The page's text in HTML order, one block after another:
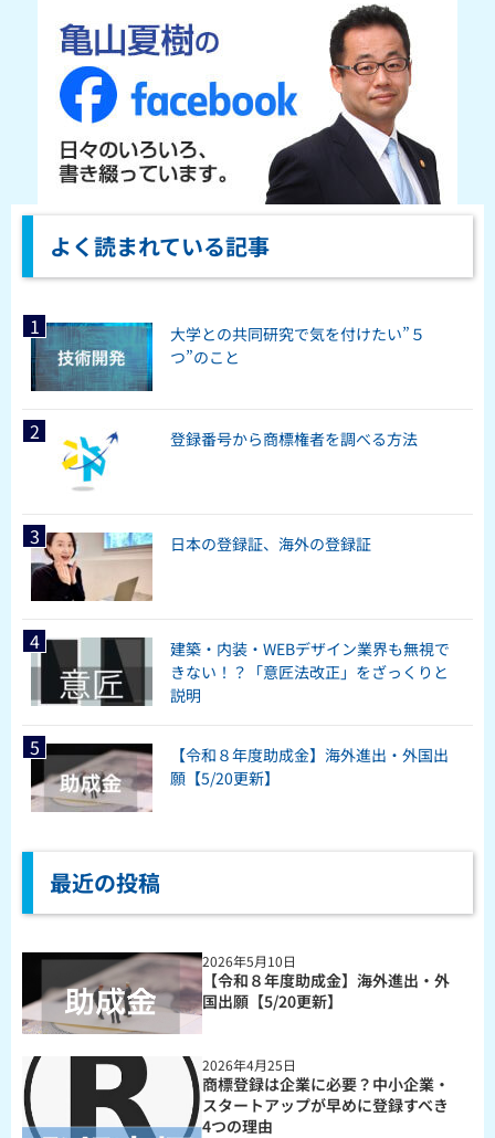
よく読まれている記事
大学との共同研究で気を付けたい”５
つ”のこと
登録番号から商標権者を調べる方法
日本の登録証、海外の登録証
建築・内装・WEBデザイン業界も無視で
きない！？「意匠法改正」をざっくりと
説明
【令和８年度助成金】海外進出・外国出
願【5/20更新】
最近の投稿
2026年5月10日
【令和８年度助成金】海外進出・外
国出願【5/20更新】
2026年4月25日
商標登録は企業に必要？中小企業・
スタートアップが早めに登録すべき
4つの理由